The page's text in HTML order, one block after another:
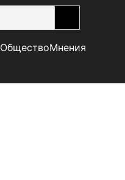
ОбществоМнения